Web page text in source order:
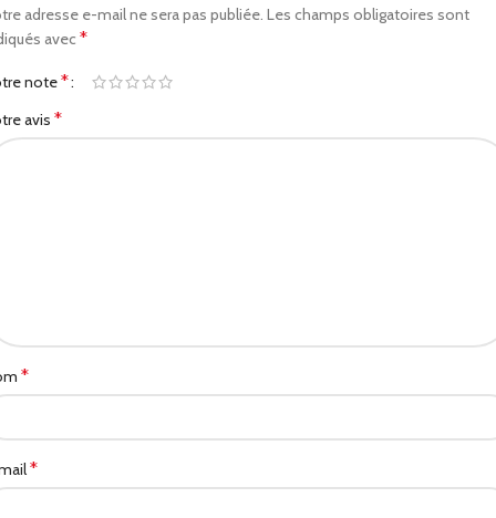
adresse e-mail ne sera pas publiée. Les champs obligatoires sont
avec *
note*
avis *
*
*